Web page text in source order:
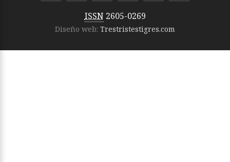
ISSN 2605-0269
Diseño web: Trestristestigres.com